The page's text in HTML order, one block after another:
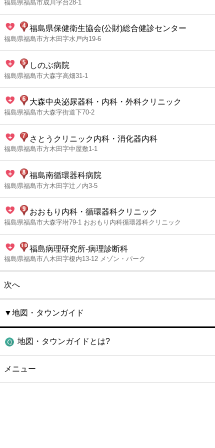
福島県福島市成川字台28-1
福島県保健衛生協会(公財)総合健診センター
福島県福島市方木田字水戸内19-6
しのぶ病院
福島県福島市大森字高畑31-1
大森中央泌尿器科・内科・外科クリニック
福島県福島市大森字街道下70-2
さとうクリニック内科・消化器内科
福島県福島市方木田字中屋敷1-1
福島南循環器科病院
福島県福島市方木田字辻ノ内3-5
おおもり内科・循環器科クリニック
福島県福島市大森字坿79-1 おおもり内科循環器科クリニック
福島病理研究所‐病理診断科
福島県福島市八木田字榎内13-12 メゾン・パーク
次へ
▼地図・タウンガイド
地図・タウンガイドとは?
メニュー